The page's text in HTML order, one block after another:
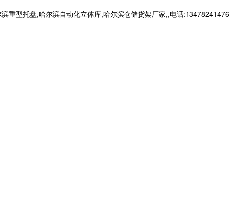
重型托盘,哈尔滨自动化立体库,哈尔滨仓储货架厂家,,电话:13478241476